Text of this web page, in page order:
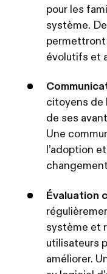
pour les
système.
permettront
évolutifs et
citoyens de
de ses
Une
l’adoption
Évaluation
système et
utilisateurs
améliorer.